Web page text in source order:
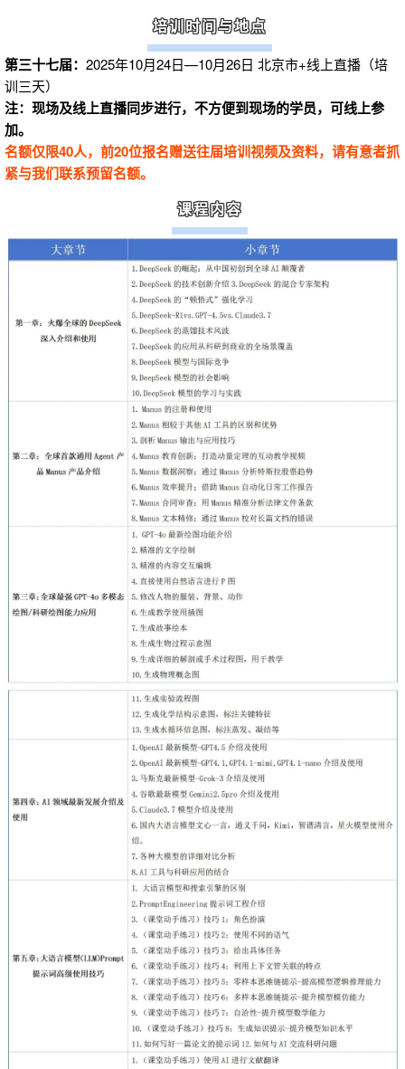
培训时间与地点
第三十七届： 2025年10月24日—10月26日 北京市+线上直播（培
训三天）
注：现场及线上直播同步进行，不方便到现场的学员，可线上参
加。
名额仅限40人， 前20位报名赠送往届培训视频及资料，请有意者抓
紧与我们联系预留名额。
课程内容